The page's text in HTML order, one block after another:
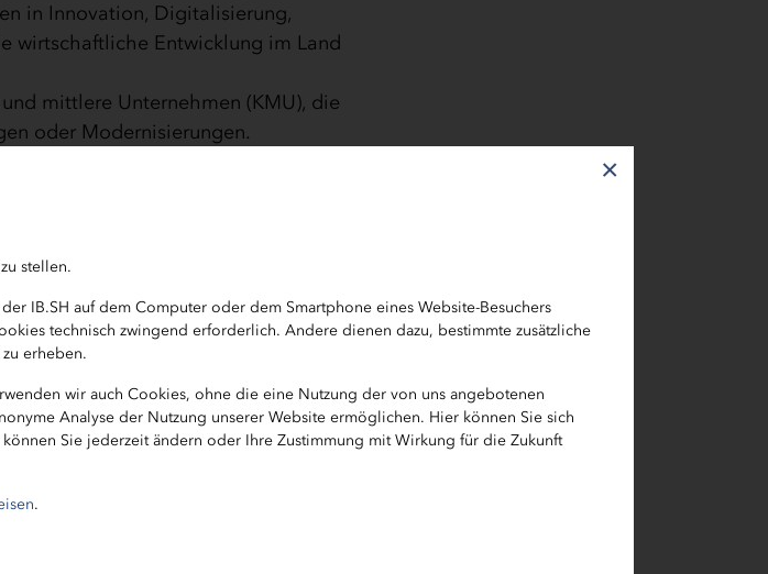
stellen.
IB.SH auf dem Computer oder dem Smartphone eines Website-Besuchers
technisch zwingend erforderlich. Andere dienen dazu, bestimmte zusätzliche
erheben.
wir auch Cookies, ohne die eine Nutzung der von uns angebotenen
Analyse der Nutzung unserer Website ermöglichen. Hier können Sie sich
Sie jederzeit ändern oder Ihre Zustimmung mit Wirkung für die Zukunft
.
×
in Innovation, Digitalisierung,
wirtschaftliche Entwicklung im Land
mittlere Unternehmen (KMU), die
oder Modernisierungen.
Technologien und
wollen